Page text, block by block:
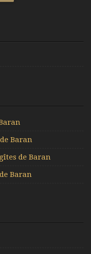
Baran
de Baran
Baran